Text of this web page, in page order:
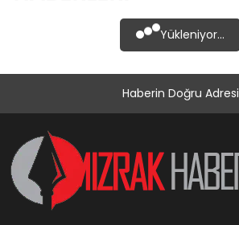
TEKNOLOJI
YAŞAM
Yükleniyor...
Haberin Doğru Adresi